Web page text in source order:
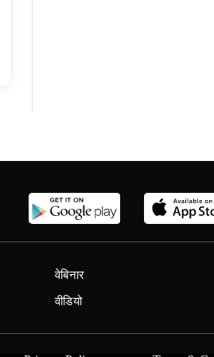
वेबिनार
वीडियो